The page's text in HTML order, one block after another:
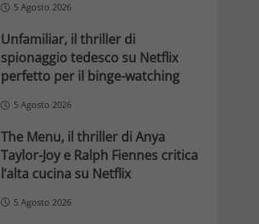
5 Agosto 2026
Unfamiliar, il thriller di
spionaggio tedesco su Netflix
perfetto per il binge-watching
5 Agosto 2026
The Menu, il thriller di Anya
Taylor-Joy e Ralph Fiennes critica
l’alta cucina su Netflix
5 Agosto 2026